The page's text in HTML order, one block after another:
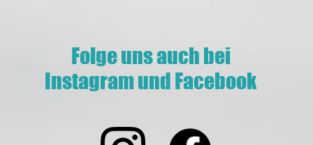
Folge uns auch bei
Instagram und Facebook